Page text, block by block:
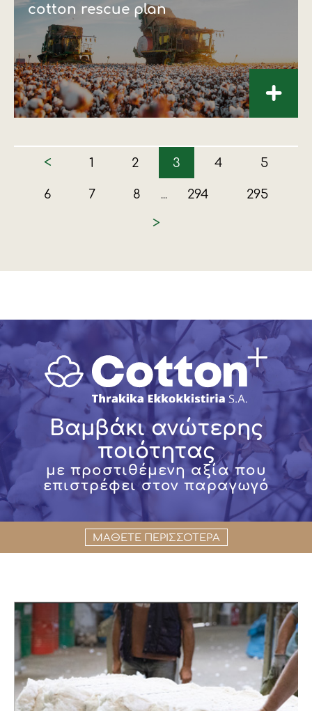
cotton rescue plan
+
< 1 2 3 4 5
6 7 8 ... 294 295
>
Βαμβάκι ανώτερης
ποιότητας
με προστιθέμενη αξία που
επιστρέφει στον παραγωγό
ΜΑΘΕΤΕ ΠΕΡΙΣΣΟΤΕΡΑ